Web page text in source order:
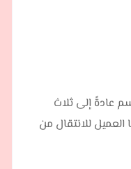
عادةً إلى ثلاث
العميل للانتقال من